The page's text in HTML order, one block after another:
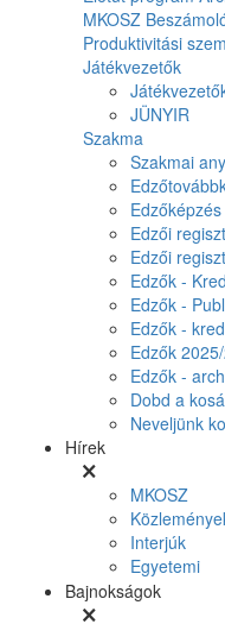
MKOSZ
Produktivitási
Játékvezetők
JÜNYIR
Szakma
Szakmai
Edzőképzés
Edzői
Edzői
Edzők -
Edzők -
Edzők -
Edzők
Edzők -
Dobd a
Neveljünk
Hírek
MKOSZ
Interjúk
Egyetemi
Bajnokságok